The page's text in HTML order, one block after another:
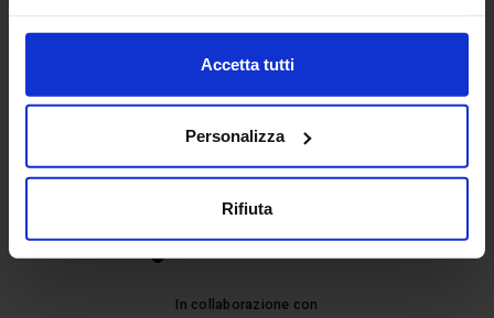
Accetta tutti
Personalizza
Rifiuta
Progetto e direzione
In collaborazione con